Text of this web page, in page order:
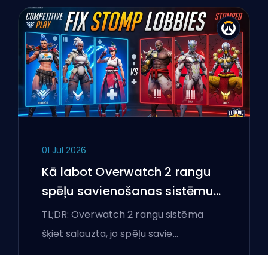
01 Jul 2026
Kā labot Overwatch 2 rangu
spēļu savienošanas sistēmu
un pārlieku izteiktas spēles
TL;DR: Overwatch 2 rangu sistēma
šķiet salauzta, jo spēļu savie…